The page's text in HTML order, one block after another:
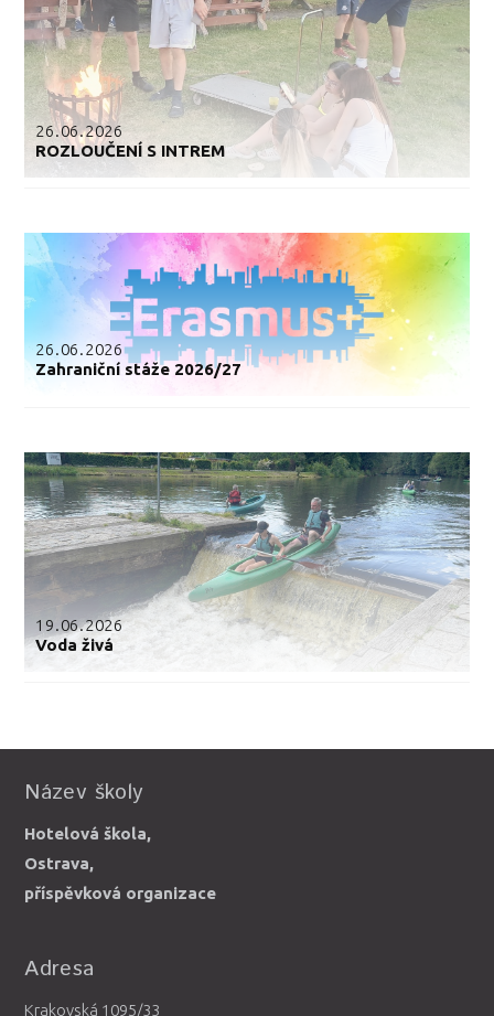
26.06.2026
ROZLOUČENÍ S INTREM
26.06.2026
Zahraniční stáže 2026/27
19.06.2026
Voda živá
Název školy
Hotelová škola,
Ostrava,
příspěvková organizace
Adresa
Krakovská 1095/33